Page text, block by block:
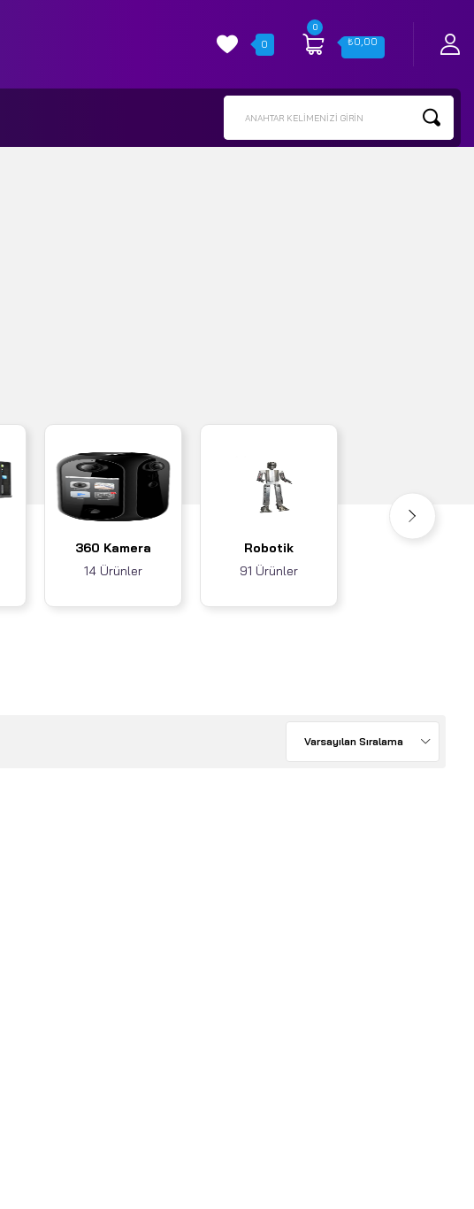
0
0
₺0,00
ANAHTAR KELIMENIZI GIRIN
360 Kamera
14 Ürünler
Robotik
91 Ürünler
Varsayılan Sıralama